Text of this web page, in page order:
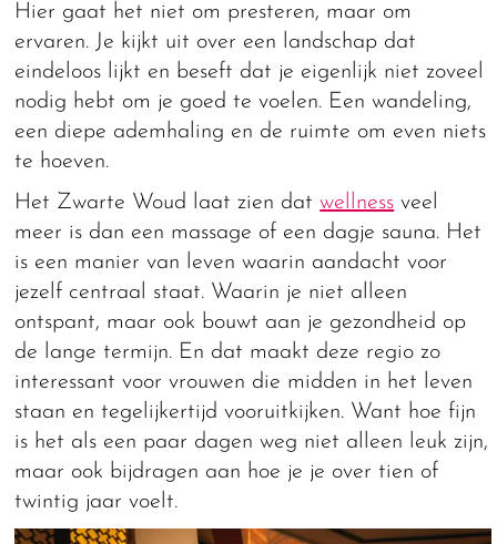
Hier gaat het niet om presteren, maar om
ervaren. Je kijkt uit over een landschap dat
eindeloos lijkt en beseft dat je eigenlijk niet zoveel
nodig hebt om je goed te voelen. Een wandeling,
een diepe ademhaling en de ruimte om even niets
te hoeven.
Het Zwarte Woud laat zien datwellness veel
meer is dan een massage of een dagje sauna. Het
is een manier van leven waarin aandacht voor
jezelf centraal staat. Waarin je niet alleen
ontspant, maar ook bouwt aan je gezondheid op
de lange termijn. En dat maakt deze regio zo
interessant voor vrouwen die midden in het leven
staan en tegelijkertijd vooruitkijken. Want hoe fijn
is het als een paar dagen weg niet alleen leuk zijn,
maar ook bijdragen aan hoe je je over tien of
twintig jaar voelt.